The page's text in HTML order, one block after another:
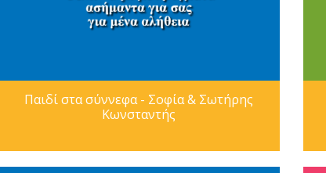
Παιδί στα σύννεφα - Σοφία & Σωτήρης
Κωνσταντής